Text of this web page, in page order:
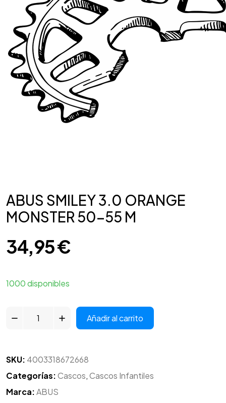
ABUS SMILEY 3.0 ORANGE
MONSTER 50-55 M
34,95€
1000 disponibles
Añadir al carrito
SKU: 4003318672668
Categorías:Cascos,Cascos Infantiles
Marca:ABUS